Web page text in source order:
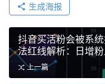
生成海报
抖音买活粉会被系
法红线解析：日增
增长路径
上一篇